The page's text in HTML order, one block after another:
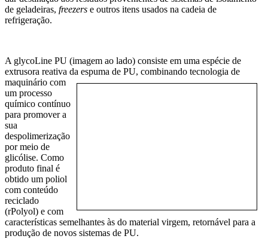
de geladeiras, freezers e outros itens usados na cadeia de
refrigeração.
A glycoLine PU (imagem ao lado) consiste em uma espécie de
extrusora reativa da espuma de PU, combinando tecnologia de
maquinário com
um processo
químico contínuo
para promover a
sua
despolimerização
por meio de
glicólise. Como
produto final é
obtido um poliol
com conteúdo
reciclado
(rPolyol) e com
características semelhantes às do material virgem, retornável para a
produção de novos sistemas de PU.